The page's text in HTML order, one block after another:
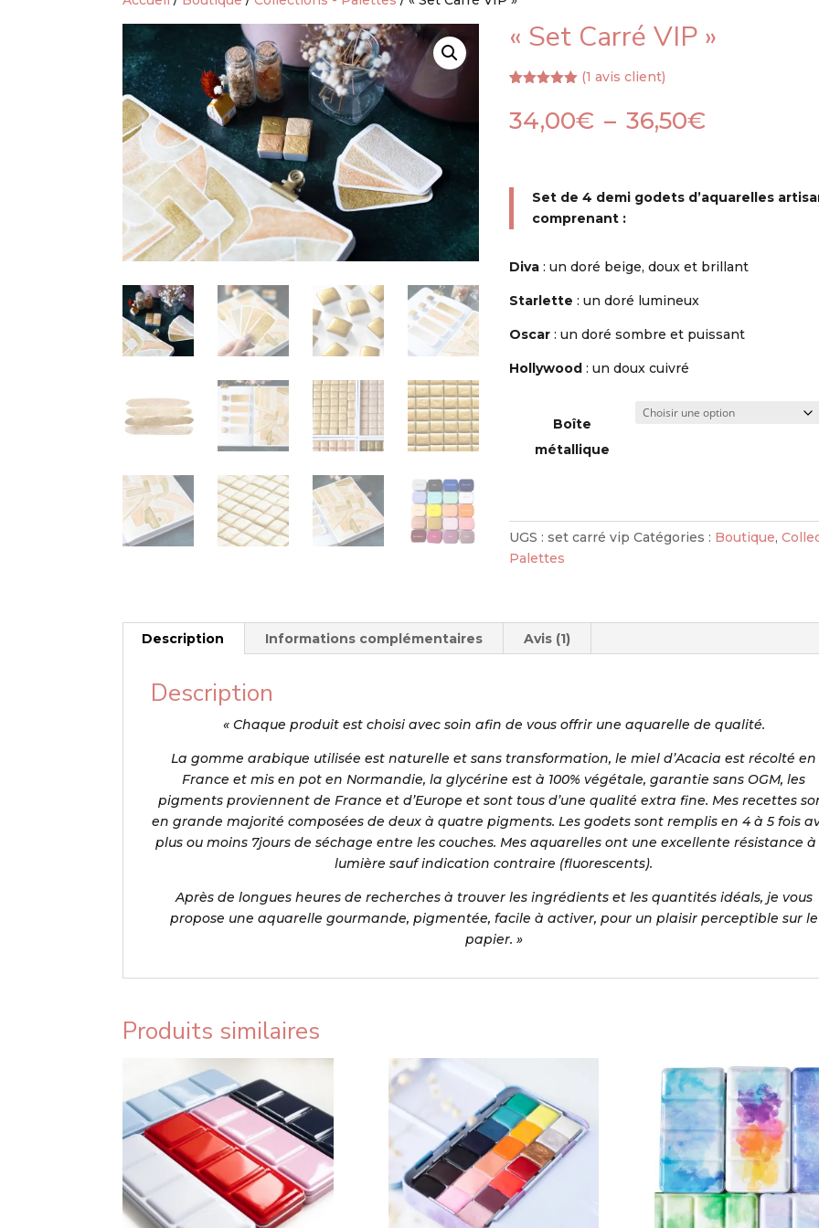
« Set Carré VIP »
basé sur
notation
(1 avis client)
34,00€ – 36,50€Plage
à
Set de 4 demi godets d’aquarelles
comprenant :
Diva: un doré beige, doux et brillant
Starlette : un doré lumineux
Oscar: un doré sombre et puissant
Hollywood: un doux cuivré
Boîte
métallique
UGS : set carré vip Catégories : Boutique,
Palettes
Description Informations complémentaires Avis (1)
Description
« Chaque produit est choisi avec soin afin de vous offrir une aquarelle de qualité.
La gomme arabique utilisée est naturelle et sans transformation, le miel d’Acacia est récolté en
France et mis en pot en Normandie, la glycérine est à 100% végétale, garantie sans OGM, les
pigments proviennent de France et d’Europe et sont tous d’une qualité extra fine. Mes recettes
en grande majorité composées de deux à quatre pigments. Les godets sont remplis en 4 à 5 fois
plus ou moins 7jours de séchage entre les couches. Mes aquarelles ont une excellente résistance à
lumière sauf indication contraire (fluorescents).
Après de longues heures de recherches à trouver les ingrédients et les quantités idéals, je vous
propose une aquarelle gourmande, pigmentée, facile à activer, pour un plaisir perceptible sur le
papier. »
Produits similaires